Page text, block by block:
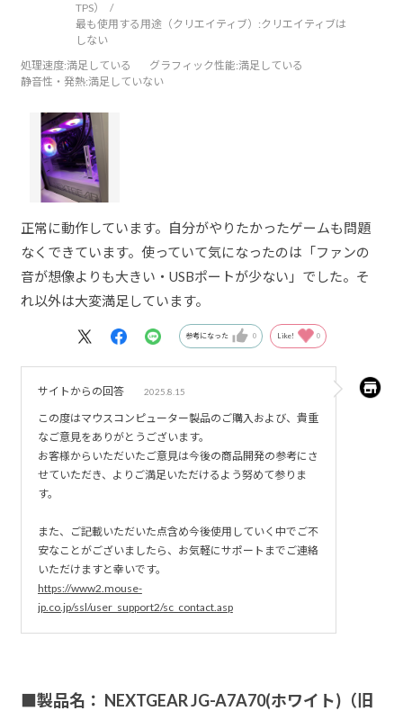
TPS）
最も使用する用途（クリエイティブ）:クリエイティブは
しない
処理速度:満足している グラフィック性能:満足している
静音性・発熱:満足していない
正常に動作しています。自分がやりたかったゲームも問題
なくできています。使っていて気になったのは「ファンの
音が想像よりも大きい・USBポートが少ない」でした。そ
れ以外は大変満足しています。
参考になった 0 Like! 0
サイトからの回答 2025.8.15
この度はマウスコンピューター製品のご購入および、貴重
なご意見をありがとうございます。
お客様からいただいたご意見は今後の商品開発の参考にさ
せていただき、よりご満足いただけるよう努めて参りま
す。
また、ご記載いただいた点含め今後使用していく中でご不
安なことがございましたら、お気軽にサポートまでご連絡
いただけますと幸いです。
https://www2.mouse-
jp.co.jp/ssl/user_support2/sc_contact.asp
■製品名： NEXTGEAR JG-A7A70(ホワイト)（旧